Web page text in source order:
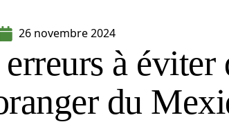
26 novembre 2024
à
du